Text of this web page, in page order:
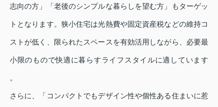
志向の方」「老後のシンプルな暮らしを望む方」もターゲッ
トとなります。狭小住宅は光熱費や固定資産税などの維持コ
ストが低く、限られたスペースを有効活用しながら、必要最
小限のもので快適に暮らすライフスタイルに適しています
。
さらに、「コンパクトでもデザイン性や個性ある住まいに惹